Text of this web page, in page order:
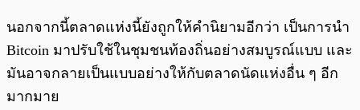
นอกจากนี้ตลาดแห่งนี้ยังถูกให้คำนิยามอีกว่า เป็นการนำ
Bitcoin มาปรับใช้ในชุมชนท้องถิ่นอย่างสมบูรณ์แบบ และ
มันอาจกลายเป็นแบบอย่างให้กับตลาดนัดแห่งอื่น ๆ อีก
มากมาย